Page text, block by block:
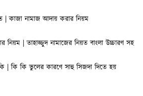
| কাজা নামাজ আদায় করার নিয়ম
নিয়ম | তাহাজ্জুদ নামাজের নিয়ত বাংলা উচ্চারণ সহ
| কি কি ভুলের কারণে সাহু সিজদা দিতে হয়